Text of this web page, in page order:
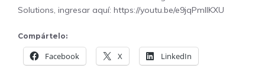
Solutions, ingresar aquí: https://youtu.be/e9jqPmllKXU
Compártelo:
Facebook X LinkedIn